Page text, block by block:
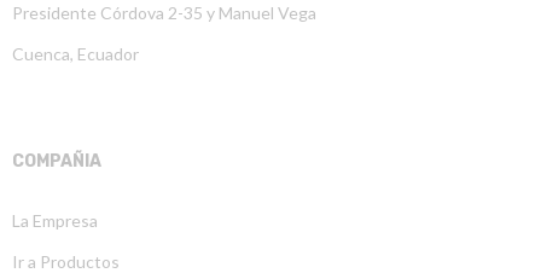
Presidente Córdova 2-35 y Manuel Vega
Cuenca, Ecuador
COMPAÑIA
La Empresa
Ir a Productos